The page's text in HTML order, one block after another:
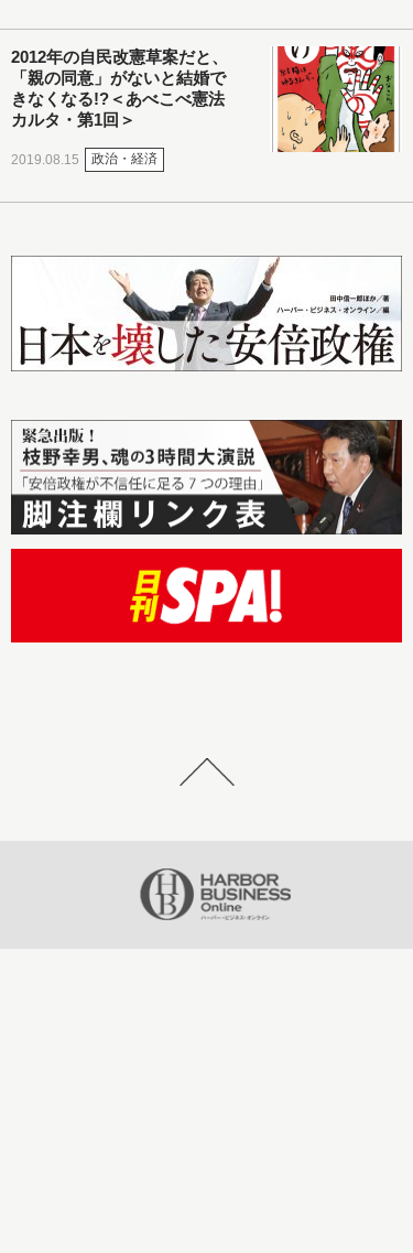
2012年の自民改憲草案だと、
「親の同意」がないと結婚で
きなくなる!?＜あべこべ憲法
カルタ・第1回＞
2019.08.15 政治・経済